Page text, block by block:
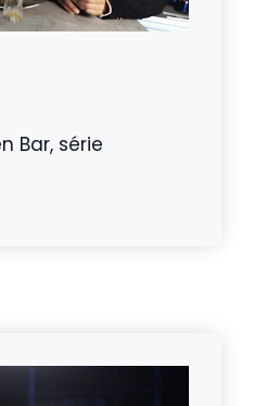
Bar, série